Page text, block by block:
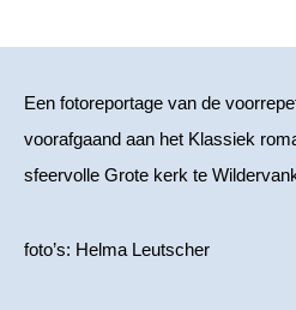
Een fotoreportage van de
voorafgaand aan het Klassiek
sfeervolle Grote kerk te
foto’s: Helma Leutscher